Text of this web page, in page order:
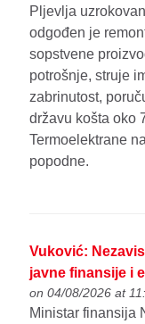
Pljevlja
odgođen je
sopstvene
potrošnje, struje
zabrinutost,
državu košta oko
Termoelektrane
popodne.
Vuković:
javne finansije i
on 04/08/2026 at
Ministar finansija